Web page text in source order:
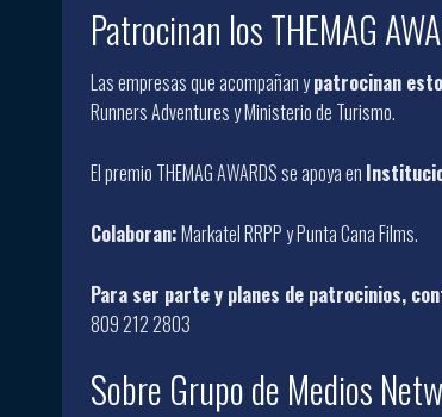
Patrocinan los THEMAG
Las empresas que acompañan ypatrocinan
Runners Adventures y Ministerio de Turismo.
El premio THEMAG AWARDS se apoya en
Colaboran:Markatel RRPP y Punta Cana Films.
Para ser parte y planes de patrocinios,
809 212 2803
Sobre Grupo de Medios